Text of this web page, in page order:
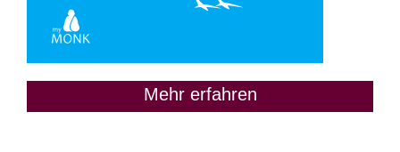
Mehr erfahren